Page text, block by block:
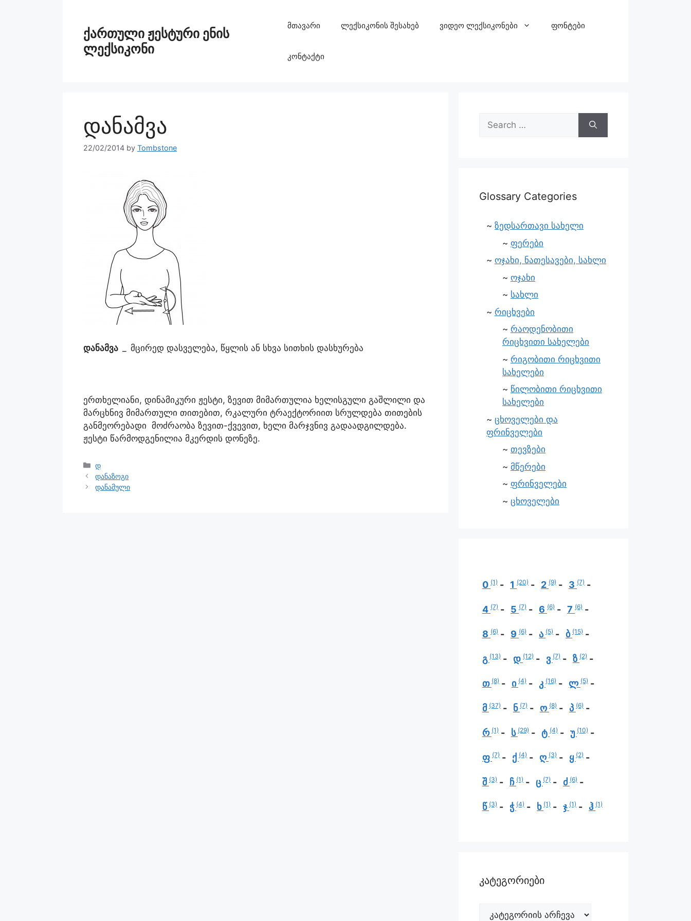
ქართული ჟესტური ენის
ლექსიკონი
მთავარი ლექსიკონის შესახებ ვიდეო ლექსიკონები ფონტები
კონტაქტი
დანამვა
22/02/2014 by Tombstone
დანამვა მცირედ დასველება, წყლის ან სხვა სითხის დასხურება
ერთხელიანი, დინამიკური ჟესტი, ზევით მიმართულია ხელისგული გაშლილი და
მარცხნივ მიმართული თითებით, რკალური ტრაექტორიით სრულდება თითების
განმეორებადი მოძრაობა ზევით-ქვევით, ხელი მარჯვნივ გადაადგილდება.
ჟესტი წარმოდგენილია მკერდის დონეზე.
დ
დანაზოგი
დანამული
Glossary Categories
ზედსართავი სახელი
ფერები
ოჯახი, ნათესავები, სახლი
ოჯახი
სახლი
რიცხვები
რაოდენობითი
რიცხვითი სახელები
რიგობითი რიცხვითი
სახელები
წილობითი რიცხვითი
სახელები
ცხოველები და
ფრინველები
თევზები
მწერები
ფრინველები
ცხოველები
0 (1) 1 (20) 2 (9) 3 (7)
4 (7) 5 (7) 6 (6) 7 (6)
8 (6) 9 (6) ა (5) ბ (15)
გ (13) დ (12) ვ (7) ზ (2)
თ (8) ი (4) კ (16) ლ (5)
მ (37) ნ (7) ო (8) პ (6)
რ (1) ს (29) ტ (4) უ (10)
ფ (7) ქ (4) ღ (3) ყ (2)
შ (3) ჩ (1) ც (7) ძ (6)
წ (3) ჭ (4) ხ (1) ჯ (1) ჰ (1)
კატეგორიები